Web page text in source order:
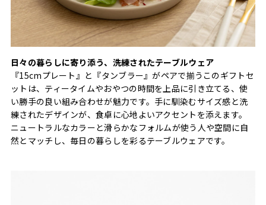
日々の暮らしに寄り添う、洗練されたテーブルウェア
『15cmプレート』と『タンブラー』がペアで揃うこのギフトセ
ットは、ティータイムやおやつの時間を上品に引き立てる、使
い勝手の良い組み合わせが魅力です。手に馴染むサイズ感と洗
練されたデザインが、食卓に心地よいアクセントを添えます。
ニュートラルなカラーと滑らかなフォルムが使う人や空間に自
然とマッチし、毎日の暮らしを彩るテーブルウェアです。